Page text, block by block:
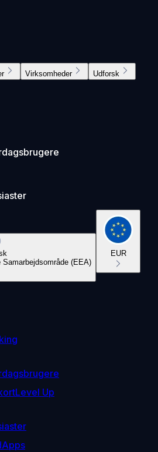
Virksomheder Udforsk
(EEA)
EUR
Level Up